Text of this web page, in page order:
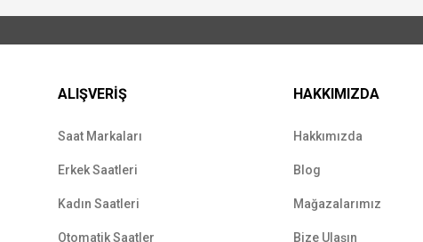
ALIŞVERİŞ
Saat Markaları
Erkek Saatleri
Kadın Saatleri
Otomatik Saatler
HAKKIMIZDA
Hakkımızda
Blog
Mağazalarımız
Bize Ulaşın